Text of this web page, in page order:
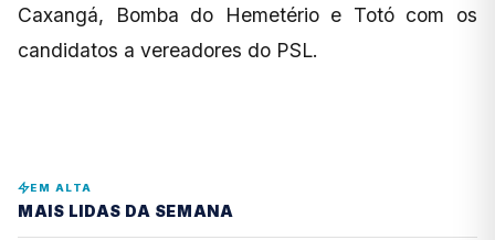
Caxangá, Bomba do Hemetério e Totó com os
candidatos a vereadores do PSL.
EM ALTA
MAIS LIDAS DA SEMANA